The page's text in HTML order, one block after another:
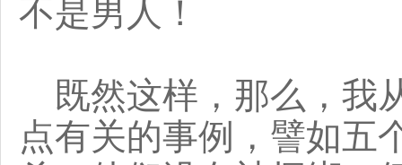
不是男人！
既然这样，那么，我
点有关的事例，譬如五